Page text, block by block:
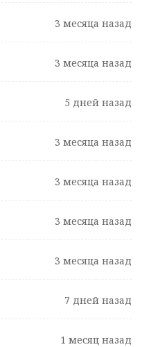
3 месяца назад
3 месяца назад
5 дней назад
3 месяца назад
3 месяца назад
3 месяца назад
3 месяца назад
7 дней назад
1 месяц назад